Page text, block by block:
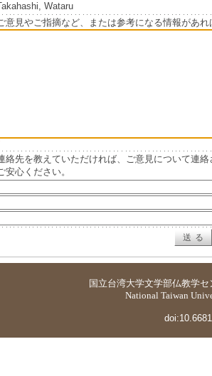
Wataru
意見やご指摘など、または参考になる情報があ
絡先を教えていただければ、ご意見について連
安心ください。
国立台湾大学文学部仏教学セ
National Taiwan